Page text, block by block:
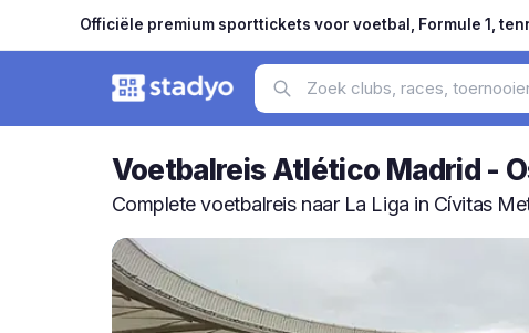
Officiële premium sporttickets voor voetbal, Formule 1,
Voetbalreis Atlético Madrid -
Complete voetbalreis naar La Liga in Cívitas